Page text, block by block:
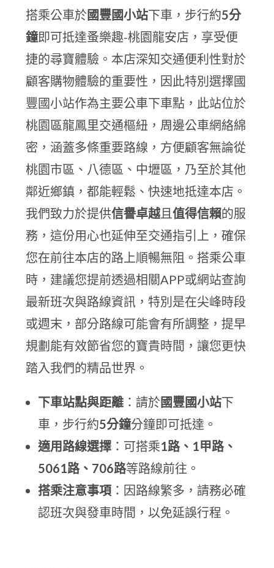
搭乘公車於國豐國小站下車，步行約5分
鐘即可抵達蚤樂趣-桃園龍安店，享受便
捷的尋寶體驗。本店深知交通便利性對於
顧客購物體驗的重要性，因此特別選擇國
豐國小站作為主要公車下車點，此站位於
桃園區龍鳳里交通樞紐，周邊公車網絡綿
密，涵蓋多條重要路線，方便顧客無論從
桃園市區、八德區、中壢區，乃至於其他
鄰近鄉鎮，都能輕鬆、快速地抵達本店。
我們致力於提供信譽卓越且值得信賴的服
務，這份用心也延伸至交通指引上，確保
您在前往本店的路上順暢無阻。搭乘公車
時，建議您提前透過相關APP或網站查詢
最新班次與路線資訊，特別是在尖峰時段
或週末，部分路線可能會有所調整，提早
規劃能有效節省您的寶貴時間，讓您更快
踏入我們的精品世界。
下車站點與距離 ：請於國豐國小站下
車，步行約5分鐘分鐘即可抵達。
適用路線選擇 ：可搭乘1路、1甲路、
5061路、706路等路線前往。
搭乘注意事項 ：因路線繁多，請務必確
認班次與發車時間，以免延誤行程。